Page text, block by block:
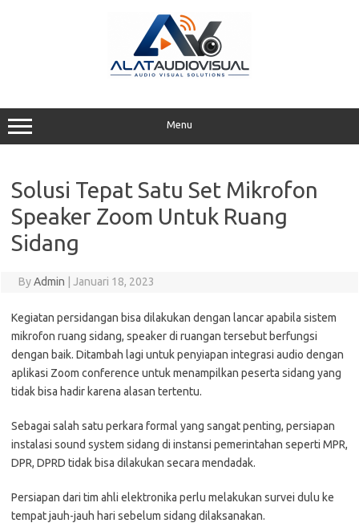
Menu
Solusi Tepat Satu Set Mikrofon
Speaker Zoom Untuk Ruang
Sidang
ByAdmin Januari 18, 2023
Kegiatan persidangan bisa dilakukan dengan lancar apabila sistem
mikrofon ruang sidang, speaker di ruangan tersebut berfungsi
dengan baik. Ditambah lagi untuk penyiapan integrasi audio dengan
aplikasi Zoom conference untuk menampilkan peserta sidang yang
tidak bisa hadir karena alasan tertentu.
Sebagai salah satu perkara formal yang sangat penting, persiapan
instalasi sound system sidang di instansi pemerintahan seperti MPR,
DPR, DPRD tidak bisa dilakukan secara mendadak.
Persiapan dari tim ahli elektronika perlu melakukan survei dulu ke
tempat jauh-jauh hari sebelum sidang dilaksanakan.